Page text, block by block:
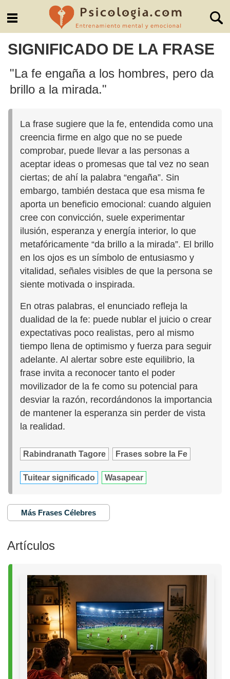
SIGNIFICADO DE LA FRASE
"La fe engaña a los hombres, pero da
brillo a la mirada."
La frase sugiere que la fe, entendida como una
creencia firme en algo que no se puede
comprobar, puede llevar a las personas a
aceptar ideas o promesas que tal vez no sean
ciertas; de ahí la palabra “engaña”. Sin
embargo, también destaca que esa misma fe
aporta un beneficio emocional: cuando alguien
cree con convicción, suele experimentar
ilusión, esperanza y energía interior, lo que
metafóricamente “da brillo a la mirada”. El brillo
en los ojos es un símbolo de entusiasmo y
vitalidad, señales visibles de que la persona se
siente motivada o inspirada.
En otras palabras, el enunciado refleja la
dualidad de la fe: puede nublar el juicio o crear
expectativas poco realistas, pero al mismo
tiempo llena de optimismo y fuerza para seguir
adelante. Al alertar sobre este equilibrio, la
frase invita a reconocer tanto el poder
movilizador de la fe como su potencial para
desviar la razón, recordándonos la importancia
de mantener la esperanza sin perder de vista
la realidad.
Rabindranath Tagore Frases sobre la Fe
Tuitear significado Wasapear
Más Frases Célebres
Artículos